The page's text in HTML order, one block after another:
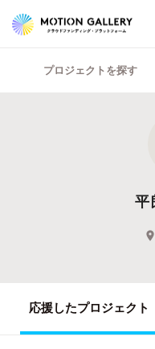
プロジェクトを探す
平
応援したプロジェクト